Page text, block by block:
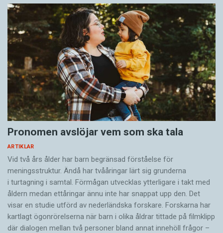
Pronomen avslöjar vem som ska tala
ARTIKLAR
Vid två års ålder har barn begränsad förståelse för
meningsstruktur. Ändå har tvååringar lärt sig grunderna
i turtagning i samtal. Förmågan utvecklas ytterligare i takt med
åldern medan ettåringar ännu inte har snappat upp den. Det
visar en studie utförd av nederländska forskare. Forskarna har
kartlagt ögonrörelserna när barn i olika åldrar tittade på filmklipp
där dialogen mellan två personer bland annat innehöll frågor –